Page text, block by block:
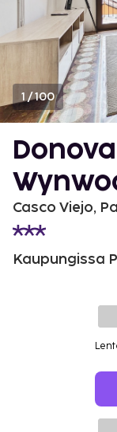
1 /100
Casco Viejo,
Kaupungissa